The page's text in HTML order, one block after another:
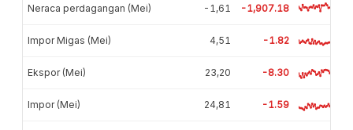
Neraca perdagangan (Mei) -1,61 -1,907.18
Impor Migas (Mei) 4,51 -1.82
Ekspor (Mei) 23,20 -8.30
Impor (Mei) 24,81 -1.59